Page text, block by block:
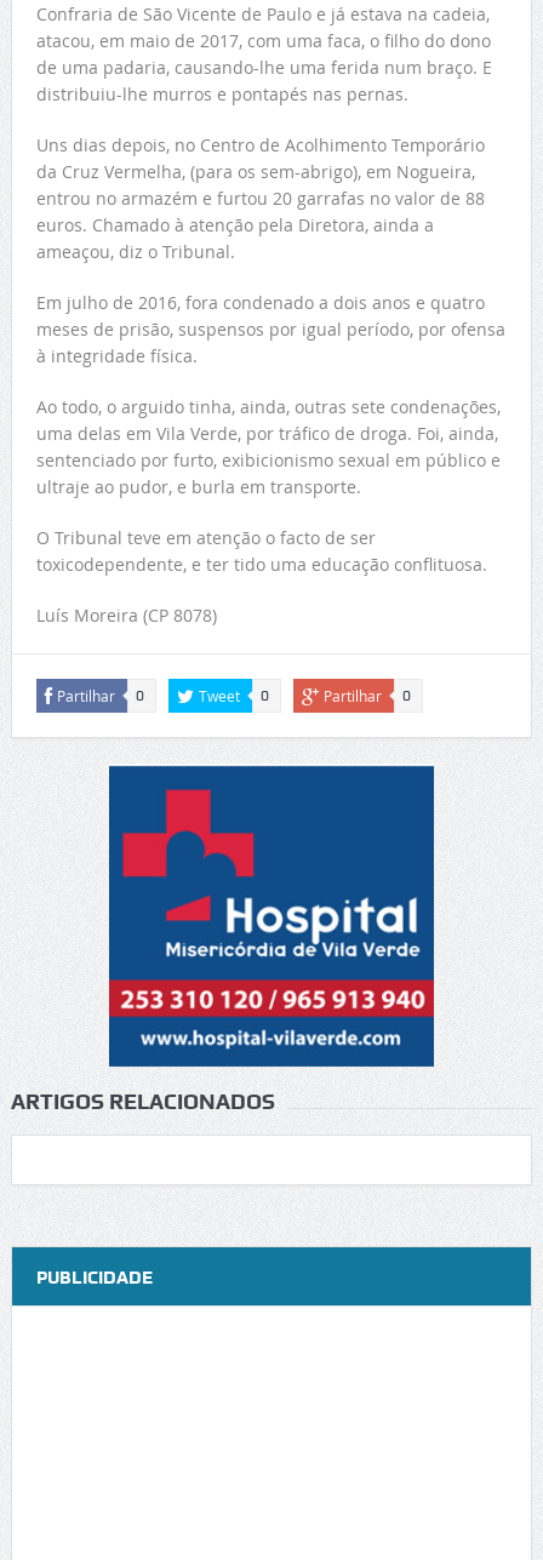
Confraria de São Vicente de Paulo e já estava na cadeia,
atacou, em maio de 2017, com uma faca, o filho do dono
de uma padaria, causando-lhe uma ferida num braço. E
distribuiu-lhe murros e pontapés nas pernas.
Uns dias depois, no Centro de Acolhimento Temporário
da Cruz Vermelha, (para os sem-abrigo), em Nogueira,
entrou no armazém e furtou 20 garrafas no valor de 88
euros. Chamado à atenção pela Diretora, ainda a
ameaçou, diz o Tribunal.
Em julho de 2016, fora condenado a dois anos e quatro
meses de prisão, suspensos por igual período, por ofensa
à integridade física.
Ao todo, o arguido tinha, ainda, outras sete condenações,
uma delas em Vila Verde, por tráfico de droga. Foi, ainda,
sentenciado por furto, exibicionismo sexual em público e
ultraje ao pudor, e burla em transporte.
O Tribunal teve em atenção o facto de ser
toxicodependente, e ter tido uma educação conflituosa.
Luís Moreira (CP 8078)
Partilhar 0 Tweet 0 Partilhar 0
ARTIGOS RELACIONADOS
PUBLICIDADE